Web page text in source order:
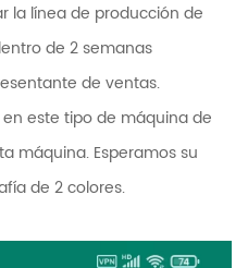
la línea de producción de
de 2 semanas
de ventas.
este tipo de máquina de
máquina. Esperamos su
de 2 colores.